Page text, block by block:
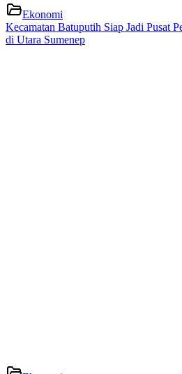
Ekonomi
Kecamatan Batuputih Siap Jadi Pusat
di Utara Sumenep